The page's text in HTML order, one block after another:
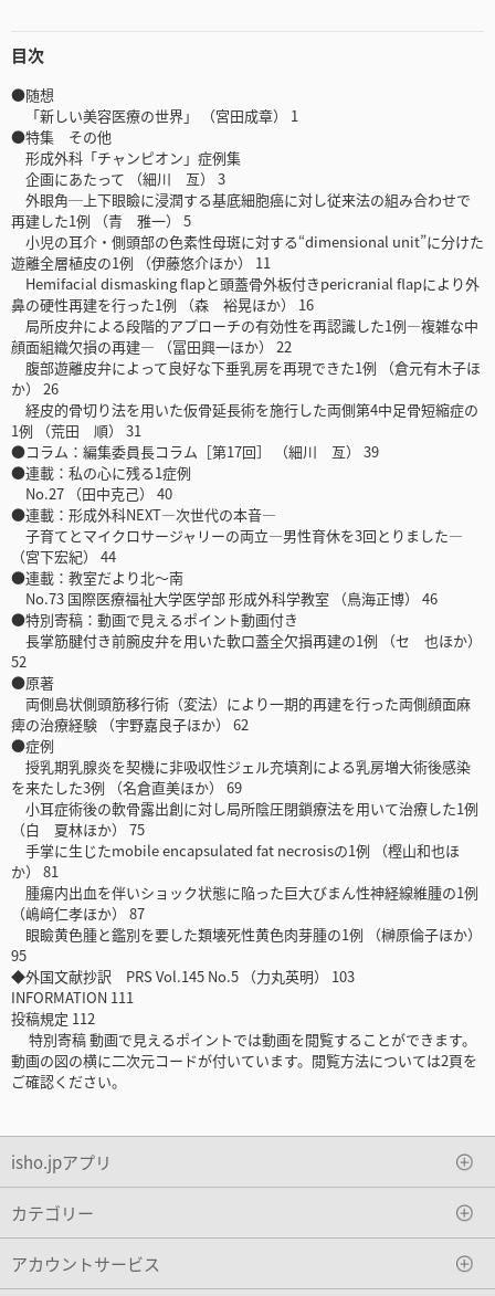
目次
●随想
「新しい美容医療の世界」 （宮田成章） 1
●特集 その他
形成外科「チャンピオン」症例集
企画にあたって （細川 亙） 3
外眼角─上下眼瞼に浸潤する基底細胞癌に対し従来法の組み合わせで
再建した1例 （青 雅一） 5
小児の耳介・側頭部の色素性母斑に対する“dimensional unit”に分けた
遊離全層植皮の1例 （伊藤悠介ほか） 11
Hemifacial dismasking flapと頭蓋骨外板付きpericranial flapにより外
鼻の硬性再建を行った1例 （森 裕晃ほか） 16
局所皮弁による段階的アプローチの有効性を再認識した1例―複雑な中
顔面組織欠損の再建― （冨田興一ほか） 22
腹部遊離皮弁によって良好な下垂乳房を再現できた1例 （倉元有木子ほ
か） 26
経皮的骨切り法を用いた仮骨延長術を施行した両側第4中足骨短縮症の
1例 （荒田 順） 31
●コラム：編集委員長コラム［第17回］ （細川 亙） 39
●連載：私の心に残る1症例
No.27 （田中克己） 40
●連載：形成外科NEXT―次世代の本音―
子育てとマイクロサージャリーの両立―男性育休を3回とりました―
（宮下宏紀） 44
●連載：教室だより北～南
No.73 国際医療福祉大学医学部 形成外科学教室 （鳥海正博） 46
●特別寄稿：動画で見えるポイント動画付き
長掌筋腱付き前腕皮弁を用いた軟口蓋全欠損再建の1例 （セ 也ほか）
52
●原著
両側島状側頭筋移行術（変法）により一期的再建を行った両側顔面麻
痺の治療経験 （宇野嘉良子ほか） 62
●症例
授乳期乳腺炎を契機に非吸収性ジェル充填剤による乳房増大術後感染
を来たした3例 （名倉直美ほか） 69
小耳症術後の軟骨露出創に対し局所陰圧閉鎖療法を用いて治療した1例
（白 夏林ほか） 75
手掌に生じたmobile encapsulated fat necrosisの1例 （樫山和也ほ
か） 81
腫瘍内出血を伴いショック状態に陥った巨大びまん性神経線維腫の1例
（嶋﨑仁孝ほか） 87
眼瞼黄色腫と鑑別を要した類壊死性黄色肉芽腫の1例 （榊原倫子ほか）
95
◆外国文献抄訳 PRS Vol.145 No.5 （力丸英明） 103
INFORMATION 111
投稿規定 112
特別寄稿 動画で見えるポイントでは動画を閲覧することができます。
動画の図の横に二次元コードが付いています。閲覧方法については2頁を
ご確認ください。
isho.jpアプリ
カテゴリー
アカウントサービス